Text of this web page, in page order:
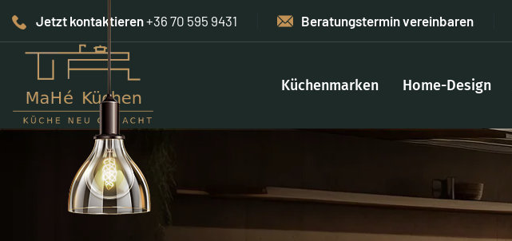
Jetzt kontaktieren+36 70 595 9431 Beratungstermin vereinbaren
Küchenmarken Home-Design